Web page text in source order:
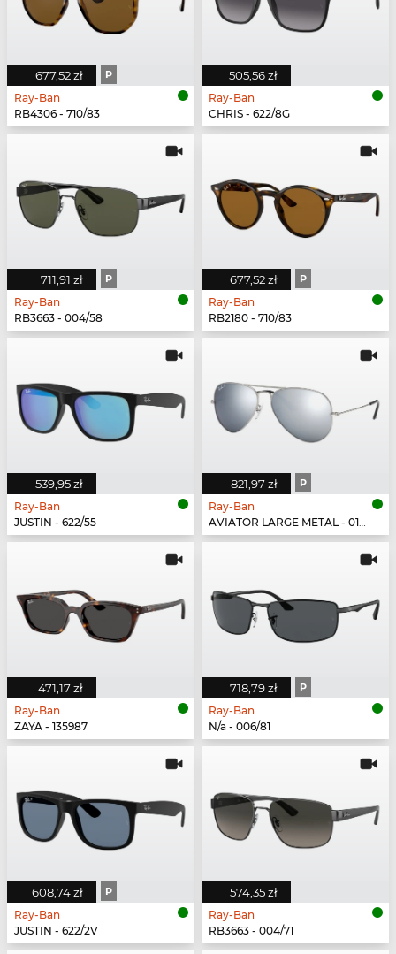
677,52 zł P
Ray-Ban
RB4306 - 710/83
505,56 zł
Ray-Ban
CHRIS - 622/8G
711,91 zł P
Ray-Ban
RB3663 - 004/58
677,52 zł P
Ray-Ban
RB2180 - 710/83
539,95 zł
Ray-Ban
JUSTIN - 622/55
821,97 zł P
Ray-Ban
AVIATOR LARGE METAL - 019/W3
471,17 zł
Ray-Ban
ZAYA - 135987
718,79 zł P
Ray-Ban
N/a - 006/81
608,74 zł P
Ray-Ban
JUSTIN - 622/2V
574,35 zł
Ray-Ban
RB3663 - 004/71